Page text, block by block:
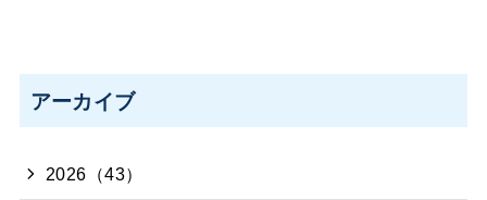
アーカイブ
2026（43）